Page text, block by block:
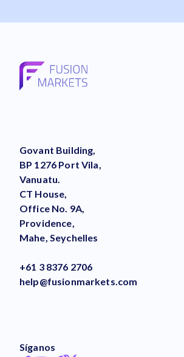
Govant Building,
BP 1276 Port Vila,
Vanuatu.
CT House,
Office No. 9A,
Providence,
Mahe, Seychelles
+61 3 8376 2706
help@fusionmarkets.com
Síganos